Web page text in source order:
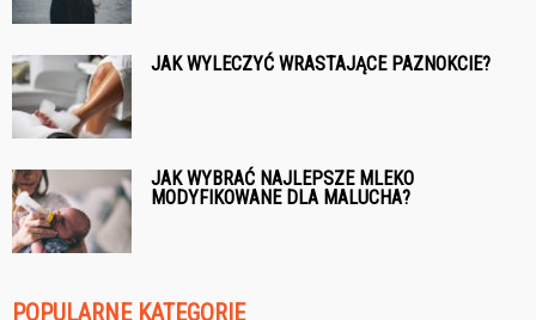
JAK WYLECZYĆ WRASTAJĄCE PAZNOKCIE?
JAK WYBRAĆ NAJLEPSZE MLEKO
MODYFIKOWANE DLA MALUCHA?
POPULARNE KATEGORIE